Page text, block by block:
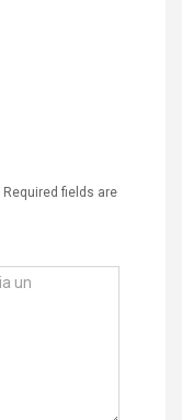
Required fields are